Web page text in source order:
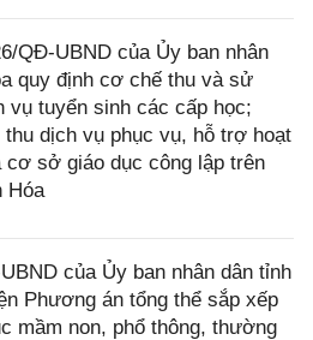
QĐ-UBND của Ủy ban nhân
quy định cơ chế thu và sử
vụ tuyển sinh các cấp học;
dịch vụ phục vụ, hỗ trợ hoạt
cơ sở giáo dục công lập trên
Hóa
của Ủy ban nhân dân tỉnh
Phương án tổng thể sắp xếp
mầm non, phổ thông, thường